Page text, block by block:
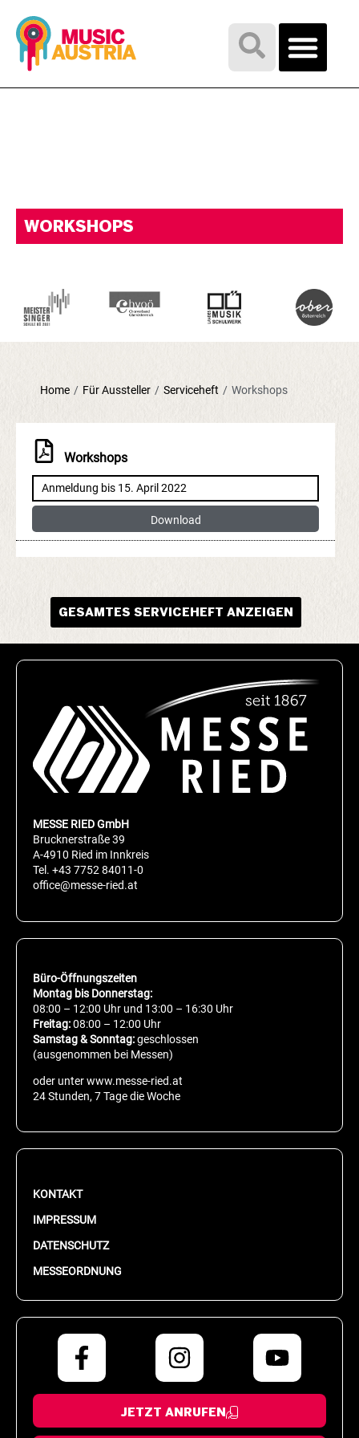
WORKSHOPS
Home / Für Aussteller / Serviceheft / Workshops
Workshops
Anmeldung bis 15. April 2022
Download
GESAMTES SERVICEHEFT ANZEIGEN
MESSE RIED GmbH
Brucknerstraße 39
A-4910 Ried im Innkreis
Tel. +43 7752 84011-0
office@messe-ried.at
Büro-Öffnungszeiten
Montag bis Donnerstag:
08:00 – 12:00 Uhr und 13:00 – 16:30 Uhr
Freitag:08:00 – 12:00 Uhr
Samstag & Sonntag:geschlossen
(ausgenommen bei Messen)
oder unter www.messe-ried.at
24 Stunden, 7 Tage die Woche
KONTAKT
IMPRESSUM
DATENSCHUTZ
MESSEORDNUNG
JETZT ANRUFEN